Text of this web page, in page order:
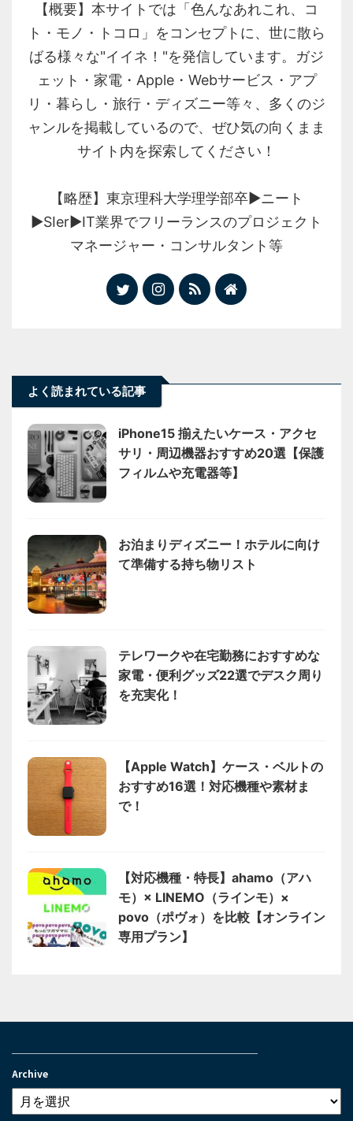
【概要】本サイトでは「色んなあれこれ、コ
ト・モノ・トコロ」をコンセプトに、世に散ら
ばる様々な"イイネ！"を発信しています。ガジ
ェット・家電・Apple・Webサービス・アプ
リ・暮らし・旅行・ディズニー等々、多くのジ
ャンルを掲載しているので、ぜひ気の向くまま
サイト内を探索してください！
【略歴】東京理科大学理学部卒▶︎ニート
▶︎SIer▶︎IT業界でフリーランスのプロジェクト
マネージャー・コンサルタント等
よく読まれている記事
iPhone15 揃えたいケース・アクセ
サリ・周辺機器おすすめ20選【保護
フィルムや充電器等】
お泊まりディズニー！ホテルに向け
て準備する持ち物リスト
テレワークや在宅勤務におすすめな
家電・便利グッズ22選でデスク周り
を充実化！
【Apple Watch】ケース・ベルトの
おすすめ16選！対応機種や素材ま
で！
【対応機種・特長】ahamo（アハ
モ）× LINEMO（ラインモ）×
povo（ポヴォ）を比較【オンライン
専用プラン】
Archive